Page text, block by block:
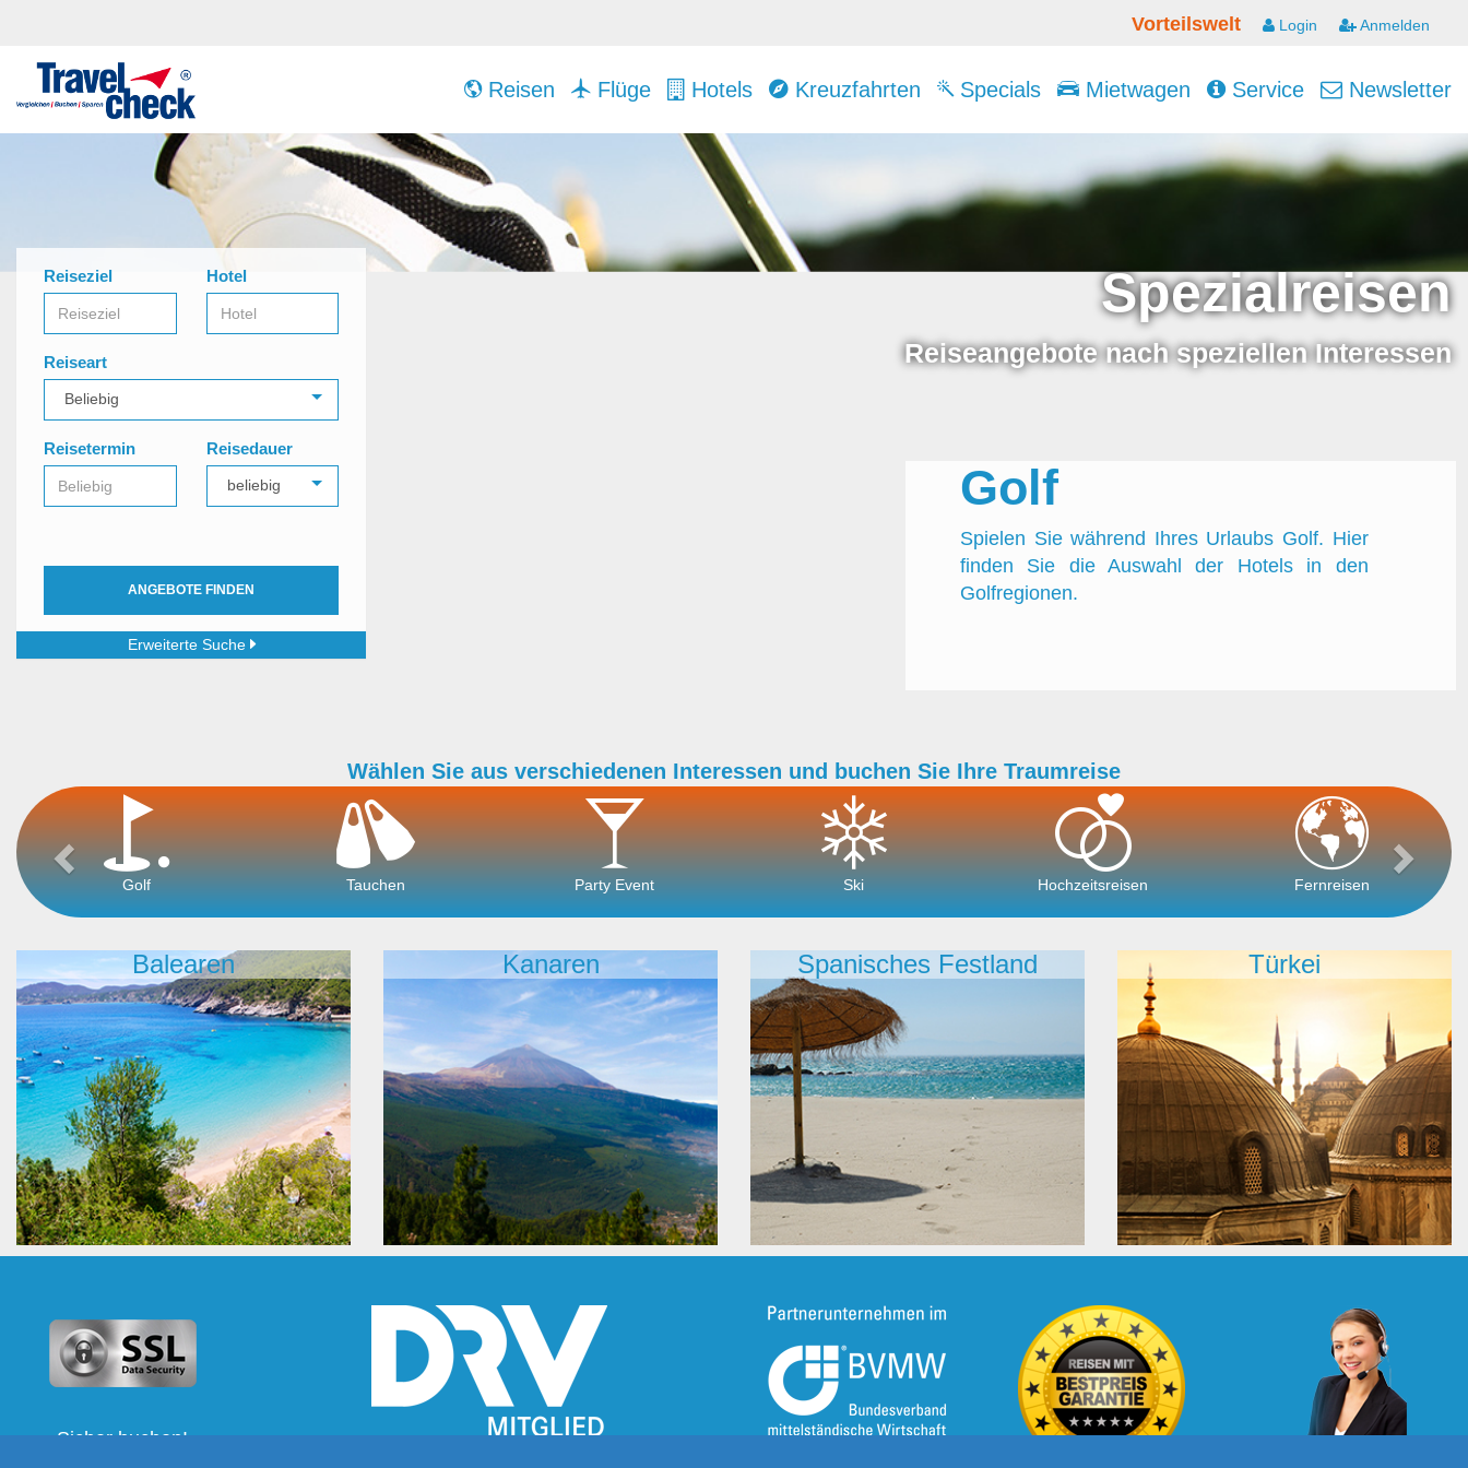
Vorteilswelt Login Anmelden
Reisen Flüge Hotels Kreuzfahrten Specials Mietwagen Service Newsletter
Reiseziel Hotel
Reiseart
Reisetermin Reisedauer
ANGEBOTE FINDEN
Erweiterte Suche
Spezialreisen
Reiseangebote nach speziellen Interessen
Golf
Spielen Sie während Ihres Urlaubs Golf. Hier
finden Sie die Auswahl der Hotels in den
Golfregionen.
Wählen Sie aus verschiedenen Interessen und buchen Sie Ihre Traumreise
Golf Tauchen Party Event Ski Hochzeitsreisen Fernreisen
Balearen Kanaren Spanisches Festland Türkei
Sicher buchen!